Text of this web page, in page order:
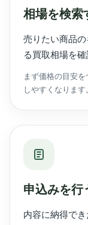
相場を検索
売りたい商品
る買取相場を確
まず価格の目安
しやすくなります
申込みを行
内容に納得で